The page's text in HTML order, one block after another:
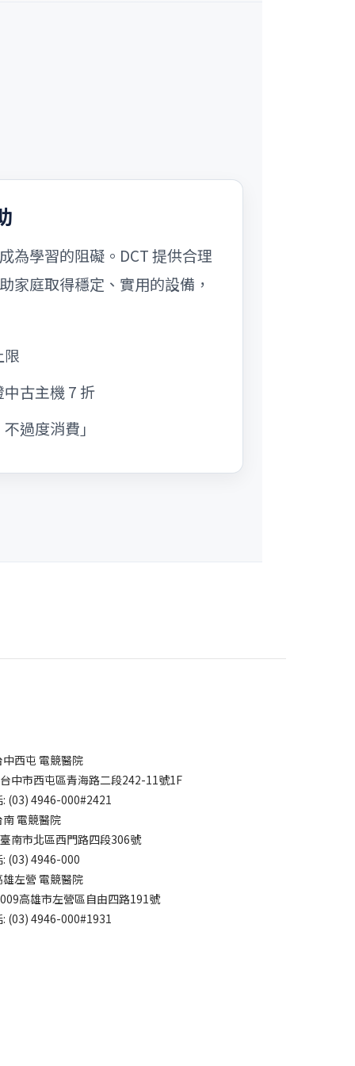
為學習的阻礙。DCT 提供合理
家庭取得穩定、實用的設備，
限
古主機 7 折
過度消費」
中西屯 電競醫院
中市西屯區青海路二段242-11號1F
: (03) 4946-000#2421
南 電競醫院
南市北區西門路四段306號
: (03) 4946-000
雄左營 電競醫院
高雄市左營區自由四路191號
: (03) 4946-000#1931